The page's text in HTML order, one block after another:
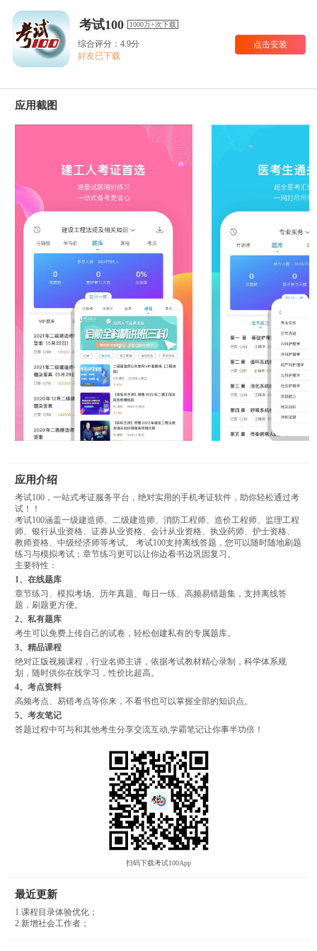
考试100 1000万+次下载
综合评分：4.9分
好友已下载
点击安装
应用截图
应用介绍
考试100，一站式考证服务平台，绝对实用的手机考证软件，助你轻松通过考
试！！
考试100涵盖一级建造师、二级建造师、消防工程师、造价工程师、监理工程
师、银行从业资格、证券从业资格、会计从业资格、执业药师、护士资格、
教师资格、中级经济师等考试。 考试100支持离线答题，您可以随时随地刷题
练习与模拟考试；章节练习更可以让你边看书边巩固复习。
主要特性：
1、在线题库
章节练习、模拟考场、历年真题、每日一练、高频易错题集，支持离线答
题，刷题更方便。
2、私有题库
考生可以免费上传自己的试卷，轻松创建私有的专属题库。
3、精品课程
绝对正版视频课程，行业名师主讲，依据考试教材精心录制，科学体系规
划，随时供你在线学习，性价比超高。
4、考点资料
高频考点、易错考点等你来，不看书也可以掌握全部的知识点。
5、考友笔记
答题过程中可与和其他考生分享交流互动,学霸笔记让你事半功倍！
扫码下载考试100App
最近更新
1.课程目录体验优化；
2.新增社会工作者；